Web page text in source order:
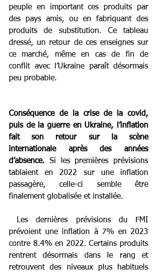
peuple en important ces produits par
des pays amis, ou en fabriquant des
produits de substitution. Ce tableau
dressé, un retour de ces enseignes sur
ce marché, même en cas de fin de
conflit avec l’Ukraine paraît désormais
peu probable.
Conséquence de la crise de la covid,
puis de la guerre en Ukraine, l’inflation
fait son retour sur la scène
internationale après des années
d’absence. Si les premières prévisions
tablaient en 2022 sur une inflation
passagère, celle-ci semble être
finalement globalisée et installée.
prévoient une inflation à 7% en 2023
contre 8.4% en 2022. Certains produits
rentrent désormais dans le rang et
retrouvent des niveaux plus habituels